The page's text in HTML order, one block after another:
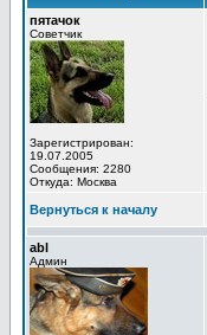
пятачок
Советчик
Зарегистрирован:
19.07.2005
Сообщения: 2280
Откуда: Москва
Вернуться к началу
abl
Админ